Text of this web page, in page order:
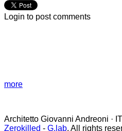
Login to post comments
more
Architetto Giovanni Andreoni ·
Zerokilled - G.lab. All rights